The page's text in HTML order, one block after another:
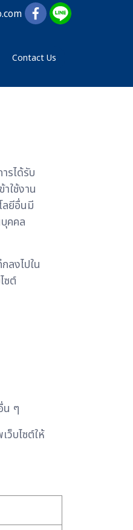
Contact Us
รได้รับ
ใช้งาน
ลยีอื่นมี
คคล
ลงไปใน
ซต์
น ๆ
ว็บไซต์ให้